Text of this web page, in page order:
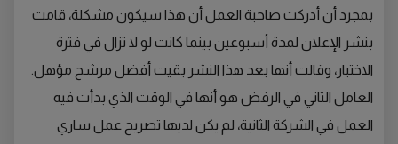
بمجرد أن أدركت صاحبة العمل أن هذا سيكون مشكلة، قامت
بنشر الإعلان لمدة أسبوعين بينما كانت لو لا تزال في فترة
الاختبار، وقالت أنها بعد هذا النشر بقيت أفضل مرشح مؤهل.
العامل الثاني في الرفض هو أنها في الوقت الذي بدأت فيه
العمل في الشركة الثانية، لم يكن لديها تصريح عمل ساري